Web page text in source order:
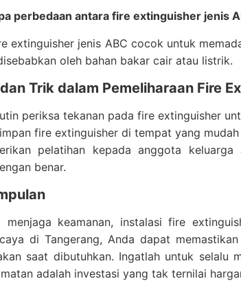
perbedaan antara fire extinguisher jenis
extinguisher jenis ABC cocok untuk
oleh bahan bakar cair atau listrik.
Trik dalam Pemeliharaan Fire
periksa tekanan pada fire extinguisher
fire extinguisher di tempat yang
pelatihan kepada anggota
benar.
menjaga keamanan, instalasi fire
di Tangerang, Anda dapat
saat dibutuhkan. Ingatlah untuk selalu
adalah investasi yang tak ternilai